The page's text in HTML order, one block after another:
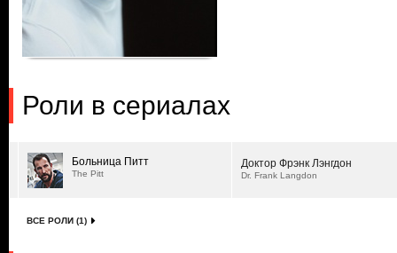
Роли в сериалах
Больница Питт
The Pitt
Доктор Фрэнк Лэнгдон
Dr. Frank Langdon
ВСЕ РОЛИ (1)